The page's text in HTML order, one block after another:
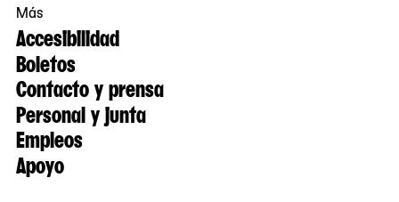
Más
Accesibilidad
Boletos
Contacto y prensa
Personal y junta
Empleos
Apoyo